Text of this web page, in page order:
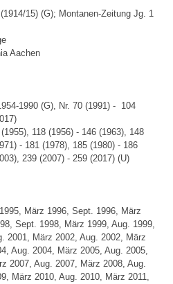
15) (G); Montanen-Zeitung Jg. 1
Aachen
1990 (G), Nr. 70 (1991) - 104
118 (1956) - 146 (1963), 148
- 181 (1978), 185 (1980) - 186
239 (2007) - 259 (2017) (U)
März 1996, Sept. 1996, März
Sept. 1998, März 1999, Aug. 1999,
2001, März 2002, Aug. 2002, März
Aug. 2004, März 2005, Aug. 2005,
2007, Aug. 2007, März 2008, Aug.
März 2010, Aug. 2010, März 2011,